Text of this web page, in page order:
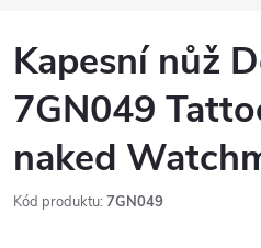
Kapesní nůž
7GN049
naked
Kód produktu: 7GN049